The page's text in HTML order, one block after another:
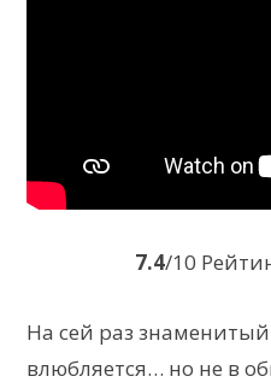
7.4/10
На сей раз
влюбляется… но не в